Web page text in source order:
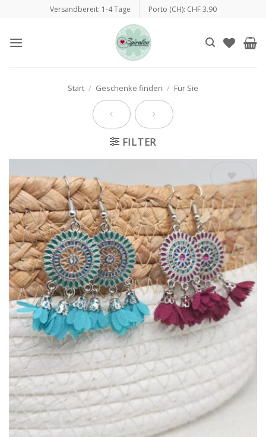
springen
Versandbereit: 1-4 Tage Porto (CH): CHF 3.90
Start / Geschenke finden / Für Sie
FILTER
Auf die
Wunschliste